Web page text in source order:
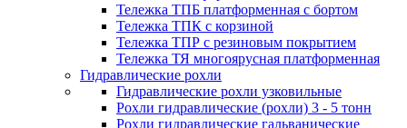
Тележка ТПБ платформенная с бортом
Тележка ТПК с корзиной
Тележка ТПР с резиновым покрытием
Тележка ТЯ многоярусная платформенная
Гидравлические рохли
Гидравлические рохли узковильные
Рохли гидравлические (рохли) 3 - 5 тонн
Рохли гидравлические гальванические